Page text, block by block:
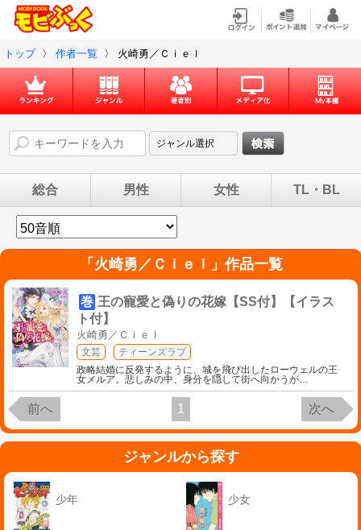
トップ 〉 作者一覧 〉 火崎勇／Ｃｉｅｌ
総合 男性 女性 TL・BL
「 火崎勇／Ｃｉｅｌ 」作品一覧
巻 王の寵愛と偽りの花嫁【SS付】【イラス
ト付】
火崎勇／Ｃｉｅｌ
文芸
ティーンズラブ
政略結婚に反発するように、城を飛び出したローウェルの王
女メルア。悲しみの中、身分を隠して街へ向かうが…
前へ 1 次へ
ジャンルから探す
少年 少女